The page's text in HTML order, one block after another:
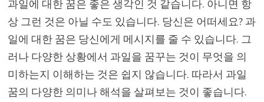
과일에 대한 꿈은 좋은 생각인 것 같습니다. 아니면 항
상 그런 것은 아닐 수도 있습니다. 당신은 어떠세요? 과
일에 대한 꿈은 당신에게 메시지를 줄 수 있습니다. 그
러나 다양한 상황에서 과일을 꿈꾸는 것이 무엇을 의
미하는지 이해하는 것은 쉽지 않습니다. 따라서 과일
꿈의 다양한 의미나 해석을 살펴보는 것이 좋습니다.